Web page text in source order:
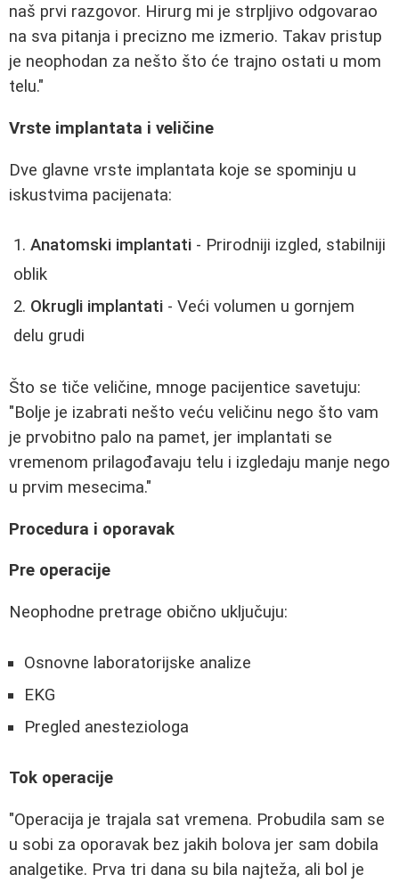
naš prvi razgovor. Hirurg mi je strpljivo odgovarao
na sva pitanja i precizno me izmerio. Takav pristup
je neophodan za nešto što će trajno ostati u mom
telu."
Vrste implantata i veličine
Dve glavne vrste implantata koje se spominju u
iskustvima pacijenata:
Anatomski implantati - Prirodniji izgled, stabilniji
oblik
Okrugli implantati - Veći volumen u gornjem
delu grudi
Što se tiče veličine, mnoge pacijentice savetuju:
"Bolje je izabrati nešto veću veličinu nego što vam
je prvobitno palo na pamet, jer implantati se
vremenom prilagođavaju telu i izgledaju manje nego
u prvim mesecima."
Procedura i oporavak
Pre operacije
Neophodne pretrage obično uključuju:
Osnovne laboratorijske analize
EKG
Pregled anesteziologa
Tok operacije
"Operacija je trajala sat vremena. Probudila sam se
u sobi za oporavak bez jakih bolova jer sam dobila
analgetike. Prva tri dana su bila najteža, ali bol je